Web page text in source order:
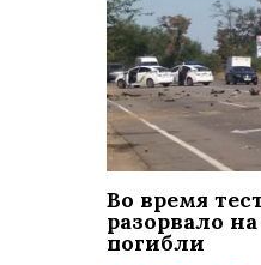
Во время
разорвало
погибли